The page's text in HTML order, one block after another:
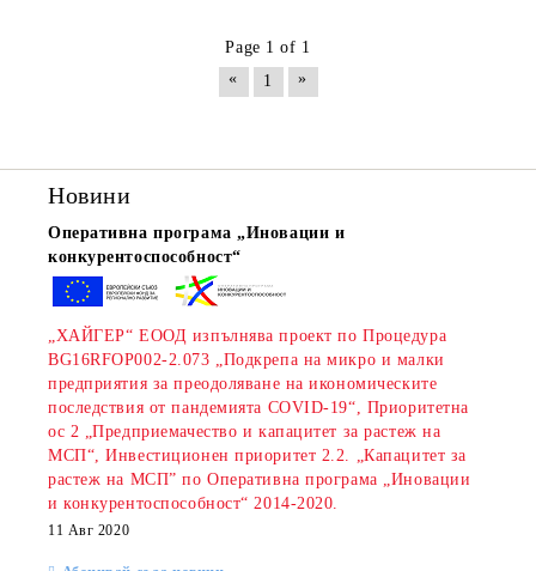
Page 1 of 1
«
1 »
Новини
Оперативна програма „Иновации и
конкурентоспособност“
„ХАЙГЕР“ ЕООД изпълнява проект по Процедура
BG16RFOP002-2.073 „Подкрепа на микро и малки
предприятия за преодоляване на икономическите
последствия от пандемията COVID-19“, Приоритетна
ос 2 „Предприемачество и капацитет за растеж на
МСП“, Инвестиционен приоритет 2.2. „Капацитет за
растеж на МСП” по Оперативна програма „Иновации
и конкурентоспособност“ 2014-2020.
11 Авг 2020